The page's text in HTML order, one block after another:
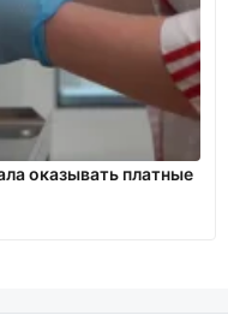
оказывать платные